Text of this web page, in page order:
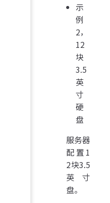
示
例
2，
12
块
3.5
英
寸
硬
盘
服务器
配置1
2块3.5
英寸
盘。